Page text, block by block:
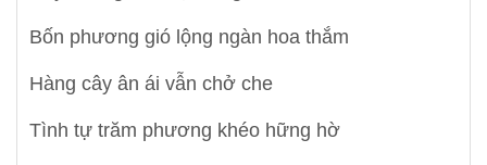
Bốn phương gió lộng ngàn hoa thắm
Hàng cây ân ái vẫn chở che
Tình tự trăm phương khéo hững hờ